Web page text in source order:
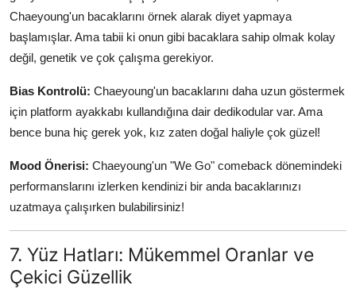
Chaeyoung'un bacaklarını örnek alarak diyet yapmaya
başlamışlar. Ama tabii ki onun gibi bacaklara sahip olmak kolay
değil, genetik ve çok çalışma gerekiyor.
Bias Kontrolü: Chaeyoung'un bacaklarını daha uzun göstermek
için platform ayakkabı kullandığına dair dedikodular var. Ama
bence buna hiç gerek yok, kız zaten doğal haliyle çok güzel!
Mood Önerisi: Chaeyoung'un "We Go" comeback dönemindeki
performanslarını izlerken kendinizi bir anda bacaklarınızı
uzatmaya çalışırken bulabilirsiniz!
7. Yüz Hatları: Mükemmel Oranlar ve
Çekici Güzellik